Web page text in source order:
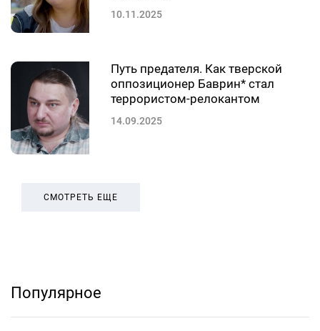
10.11.2025
Путь предателя. Как тверской
оппозиционер Баврин* стал
террористом-релокантом
14.09.2025
СМОТРЕТЬ ЕЩЕ
Популярное